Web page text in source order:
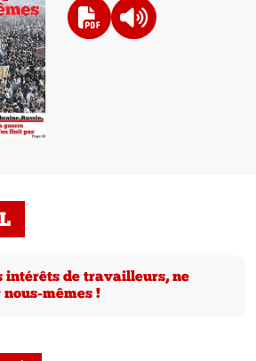
intérêts de travailleurs, ne
mêmes !